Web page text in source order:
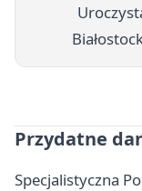
Przydatne
Specjalistyczna